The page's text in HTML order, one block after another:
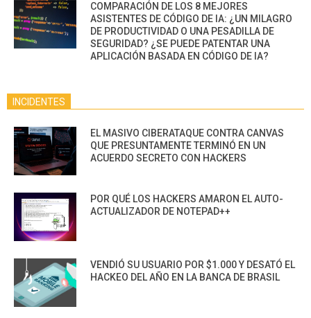
COMPARACIÓN DE LOS 8 MEJORES
ASISTENTES DE CÓDIGO DE IA: ¿UN MILAGRO
DE PRODUCTIVIDAD O UNA PESADILLA DE
SEGURIDAD? ¿SE PUEDE PATENTAR UNA
APLICACIÓN BASADA EN CÓDIGO DE IA?
INCIDENTES
EL MASIVO CIBERATAQUE CONTRA CANVAS
QUE PRESUNTAMENTE TERMINÓ EN UN
ACUERDO SECRETO CON HACKERS
POR QUÉ LOS HACKERS AMARON EL AUTO-
ACTUALIZADOR DE NOTEPAD++
VENDIÓ SU USUARIO POR $1.000 Y DESATÓ EL
HACKEO DEL AÑO EN LA BANCA DE BRASIL